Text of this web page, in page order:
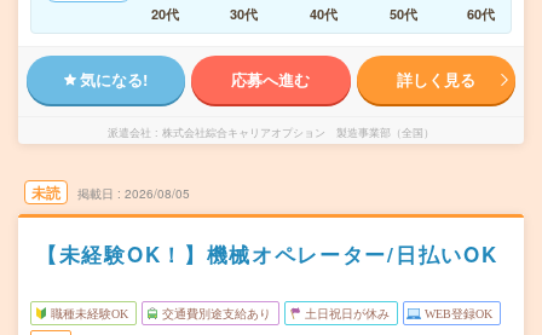
20代
30代 40代 50代 60代
気になる! 応募へ進む 詳しく見る
派遣会社 株式会社綜合キャリアオプション 製造事業部（全国）
未読 掲載日 2026/08/05
【未経験OK！】機械オペレーター/日払いOK
職種未経験OK 交通費別途支給あり 土日祝日が休み WEB登録OK